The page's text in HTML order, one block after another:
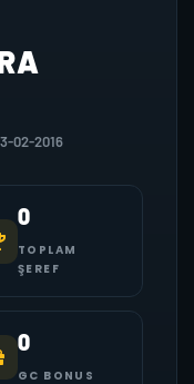
02-2016
0
TOPLAM
ŞEREF
0
GC BONUS